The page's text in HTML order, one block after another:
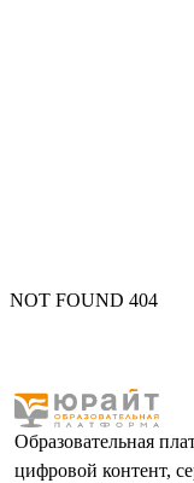
NOT FOUND 404
Образовательная
цифровой контент,